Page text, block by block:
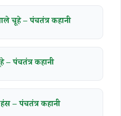
चूहे – पंचतंत्र कहानी
– पंचतंत्र कहानी
– पंचतंत्र कहानी